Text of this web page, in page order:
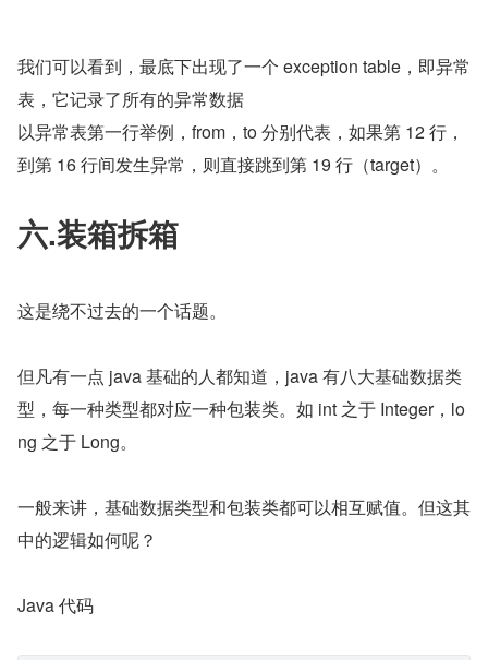
我们可以看到，最底下出现了一个 exception table，即异常
表，它记录了所有的异常数据
以异常表第一行举例，from，to 分别代表，如果第 12 行，
到第 16 行间发生异常，则直接跳到第 19 行（target）。
六.装箱拆箱
这是绕不过去的一个话题。
但凡有一点 java 基础的人都知道，java 有八大基础数据类
型，每一种类型都对应一种包装类。如 int 之于 Integer，lo
ng 之于 Long。
一般来讲，基础数据类型和包装类都可以相互赋值。但这其
中的逻辑如何呢？
Java 代码